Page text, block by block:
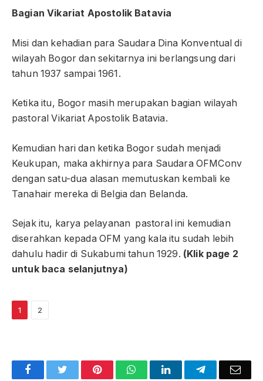
Bagian Vikariat Apostolik Batavia
Misi dan kehadian para Saudara Dina Konventual di
wilayah Bogor dan sekitarnya ini berlangsung dari
tahun 1937 sampai 1961.
Ketika itu, Bogor masih merupakan bagian wilayah
pastoral Vikariat Apostolik Batavia.
Kemudian hari dan ketika Bogor sudah menjadi
Keukupan, maka akhirnya para Saudara OFMConv
dengan satu-dua alasan memutuskan kembali ke
Tanahair mereka di Belgia dan Belanda.
Sejak itu, karya pelayanan pastoral ini kemudian
diserahkan kepada OFM yang kala itu sudah lebih
dahulu hadir di Sukabumi tahun 1929. (Klik page 2
untuk baca selanjutnya)
1 2
FacebookTwitter PinterestWhatsAppLinkedInTelegram